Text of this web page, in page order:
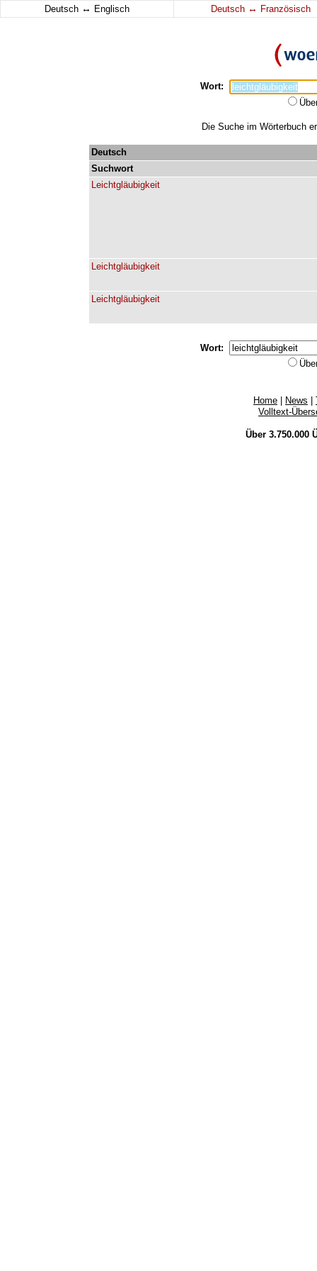
Deutsch ↔ Englisch Deutsch ↔ Französisch
Wort:
Die Suche im Wörterbuch
Deutsch
Suchwort
Leichtgläubigkeit
Leichtgläubigkeit
Leichtgläubigkeit
Wort:
Home News
Volltext-
Über 3.750.000